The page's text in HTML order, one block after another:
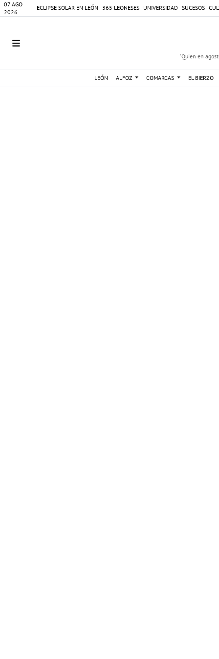
07 AGO
2026
ECLIPSE SOLAR EN LEÓN 365 LEONESES UNIVERSIDAD SUCESOS
'Quien en
LEÓN ALFOZ COMARCAS EL BIERZO